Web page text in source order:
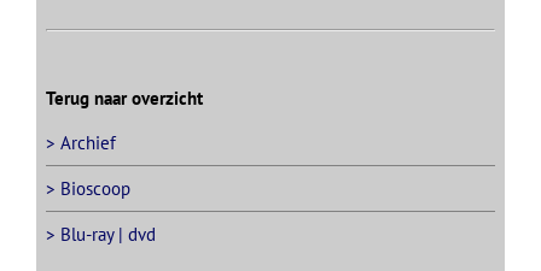
Terug naar overzicht
> Archief
> Bioscoop
> Blu-ray | dvd